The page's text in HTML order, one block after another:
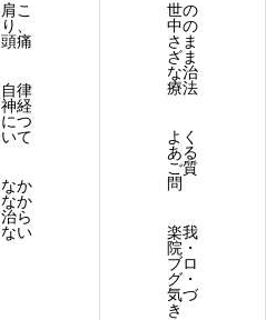
肩こ
り、
頭痛
自律
神経
につ
いて
なか
なか
治ら
ない
世の
中の
さま
ざま
な治
療法
よく
ある
ご質
問
楽我
院・
ブロ
グ・
気づ
き